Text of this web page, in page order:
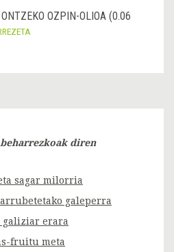
OZPIN-OLIOA (0.06
diren
sagar milorria
galeperra
galiziar erara
fruitu meta